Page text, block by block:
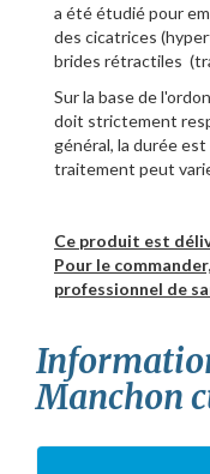
a été étudié pour
des cicatrices
brides rétractiles
Sur la base de
doit strictement
général, la durée
traitement peut
Ce produit est
Pour le
professionnel de
Manchon